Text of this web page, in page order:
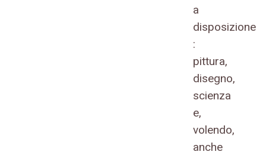
a
disposizione
:
pittura,
disegno,
scienza
e,
volendo,
anche